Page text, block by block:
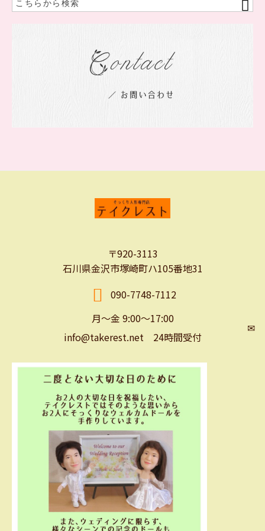
〒920-3113
石川県金沢市塚崎町ハ105番地31
090-7748-7112
月～金 9:00～17:00
✉
info@takerest.net 24時間受付